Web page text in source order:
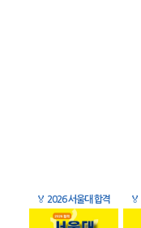
🏅 2026 서울대 합격 🏅